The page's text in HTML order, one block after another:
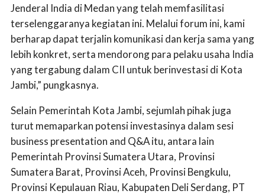
Jenderal India di Medan yang telah memfasilitasi
terselenggaranya kegiatan ini. Melalui forum ini, kami
berharap dapat terjalin komunikasi dan kerja sama yang
lebih konkret, serta mendorong para pelaku usaha India
yang tergabung dalam CII untuk berinvestasi di Kota
Jambi,” pungkasnya.
Selain Pemerintah Kota Jambi, sejumlah pihak juga
turut memaparkan potensi investasinya dalam sesi
business presentation and Q&A itu, antara lain
Pemerintah Provinsi Sumatera Utara, Provinsi
Sumatera Barat, Provinsi Aceh, Provinsi Bengkulu,
Provinsi Kepulauan Riau, Kabupaten Deli Serdang, PT